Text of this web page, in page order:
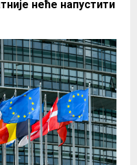
неће напустити